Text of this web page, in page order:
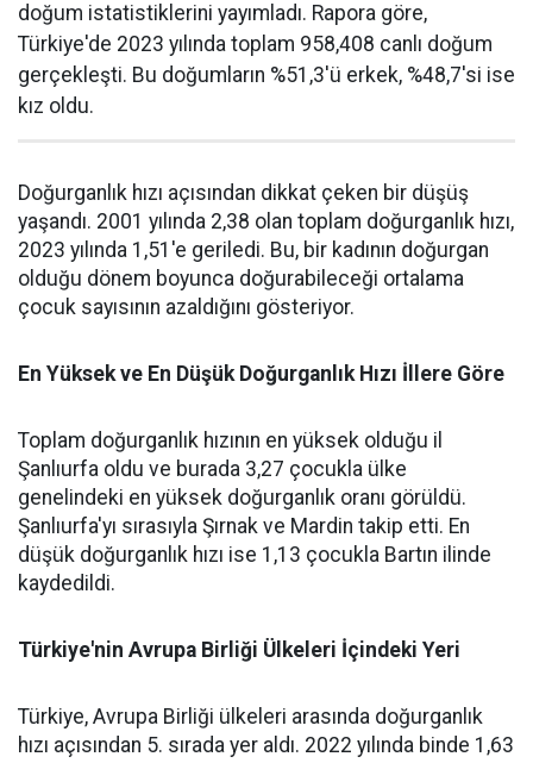
doğum istatistiklerini yayımladı. Rapora göre,
Türkiye'de 2023 yılında toplam 958,408 canlı doğum
gerçekleşti. Bu doğumların %51,3'ü erkek, %48,7'si ise
kız oldu.
Doğurganlık hızı açısından dikkat çeken bir düşüş
yaşandı. 2001 yılında 2,38 olan toplam doğurganlık hızı,
2023 yılında 1,51'e geriledi. Bu, bir kadının doğurgan
olduğu dönem boyunca doğurabileceği ortalama
çocuk sayısının azaldığını gösteriyor.
En Yüksek ve En Düşük Doğurganlık Hızı İllere Göre
Toplam doğurganlık hızının en yüksek olduğu il
Şanlıurfa oldu ve burada 3,27 çocukla ülke
genelindeki en yüksek doğurganlık oranı görüldü.
Şanlıurfa'yı sırasıyla Şırnak ve Mardin takip etti. En
düşük doğurganlık hızı ise 1,13 çocukla Bartın ilinde
kaydedildi.
Türkiye'nin Avrupa Birliği Ülkeleri İçindeki Yeri
Türkiye, Avrupa Birliği ülkeleri arasında doğurganlık
hızı açısından 5. sırada yer aldı. 2022 yılında binde 1,63